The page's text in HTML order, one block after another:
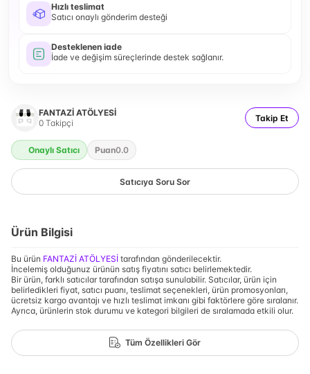
Hızlı teslimat
Satıcı onaylı gönderim desteği
Desteklenen iade
İade ve değişim süreçlerinde destek sağlanır.
FANTAZİ ATÖLYESİ
0 Takipçi Takip Et
Onaylı Satıcı Puan0.0
Satıcıya Soru Sor
Ürün Bilgisi
Bu ürün FANTAZİ ATÖLYESİ tarafından gönderilecektir.
İncelemiş olduğunuz ürünün satış fiyatını satıcı belirlemektedir.
Bir ürün, farklı satıcılar tarafından satışa sunulabilir. Satıcılar, ürün için
belirledikleri fiyat, satıcı puanı, teslimat seçenekleri, ürün promosyonları,
ücretsiz kargo avantajı ve hızlı teslimat imkanı gibi faktörlere göre sıralanır.
Ayrıca, ürünlerin stok durumu ve kategori bilgileri de sıralamada etkili olur.
Tüm Özellikleri Gör